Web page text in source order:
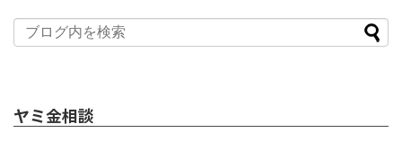
ヤミ金相談